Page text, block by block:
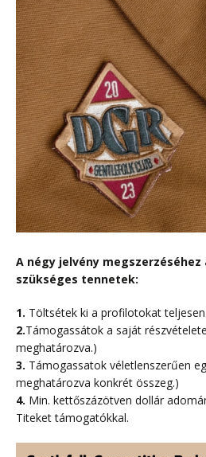
A négy jelvény
szükséges tennetek:
1. Töltsétek ki a profilotokat teljesen.
2.Támogassátok a saját
meghatározva.)
3. Támogassatok véletlenszerűen
meghatározva konkrét összeg.)
4. Min. kettőszázötven dollár
Titeket támogatókkal.